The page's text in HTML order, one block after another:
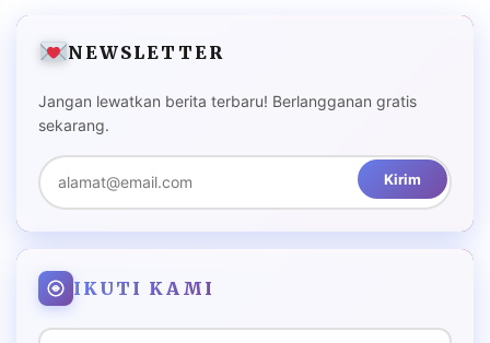
NEWSLETTER
Jangan lewatkan berita terbaru! Berlangganan gratis
sekarang.
Kirim
IKUTI KAMI